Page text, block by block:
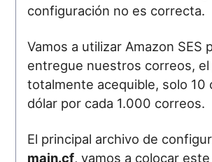
configuración no es correcta.
Vamos a utilizar Amazon SES
entregue nuestros correos, el
totalmente acequible, solo 10
dólar por cada 1.000 correos.
El principal archivo de
main.cf, vamos a colocar